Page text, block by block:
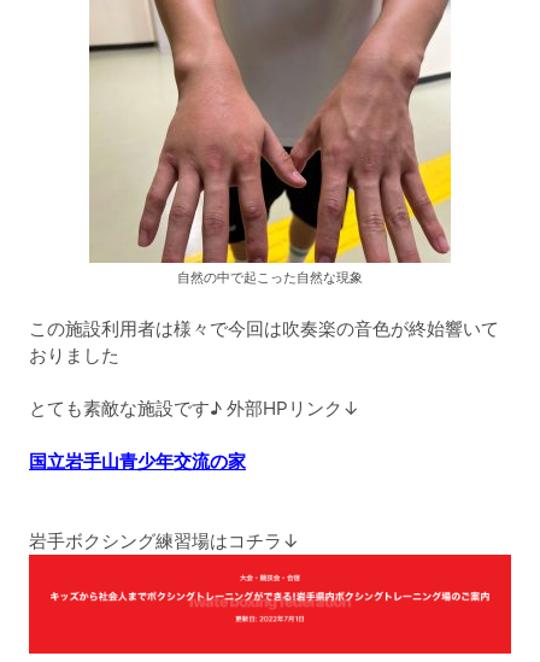
自然の中で起こった自然な現象
この施設利用者は様々で今回は吹奏楽の音色が終始響いて
おりました
とても素敵な施設です♪ 外部HPリンク↓
国立岩手山青少年交流の家
岩手ボクシング練習場はコチラ↓